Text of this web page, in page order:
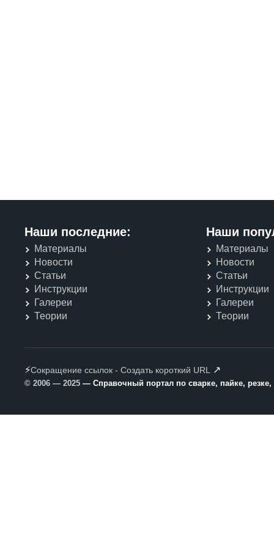
Наши последние:
Материалы
Новости
Статьи
Инструкции
Галереи
Теории
Наши
Материалы
Новости
Статьи
Инструкции
Галереи
Теории
⚡Сокращение ссылок - Создать короткий URL ↗
© 2006 — 2025 — Справочный портал по сварке, пайке,